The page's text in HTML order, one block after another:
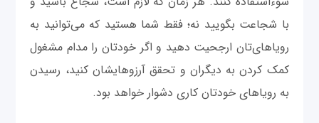
با شجاعت بگویید نه؛ فقط شما هستید که می‌توانید به
رویاهای‌تان ارجحیت دهید و اگر خودتان را مدام مشغول
کمک کردن به دیگران و تحقق آرزوهایشان کنید، رسیدن
به رویاهای خودتان کاری دشوار خواهد بود.